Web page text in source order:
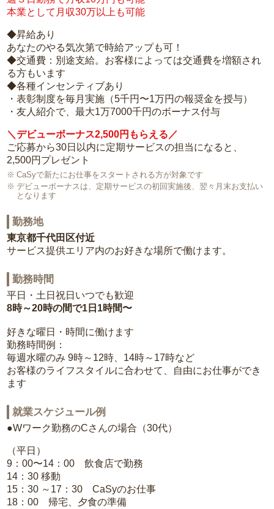
本業として月収30万以上も可能
◆昇給あり
あなたのやる気次第で時給アップも可！
◆交通費：別途支給。お客様によっては交通費を増額され
る方もいます
◆各種インセンティブあり
・表彰制度を毎月実施（5千円〜1万円の報奨金を授与）
・友人紹介で、最大1万7000千円のボーナス付与
＼デビューボーナス2,500円もらえる／
ご応募から30日以内に定期サービスの担当になると、
2,500円プレゼント
CaSyで新たにお仕事をスタートされる方が対象です
デビューボーナスは、定期サービスの初回実施後、翌々月末お支払い
となります
勤務地
東京都千代田区付近
サービス提供エリア内のお好きな場所で働けます。
勤務時間
平日・土日祝日いつでも歓迎
8時～20時の間で1日1時間〜
好きな曜日・時間に働けます
勤務時間例：
毎週水曜のみ 9時～12時、14時～17時など
お客様のライフスタイルに合わせて、自由にお仕事ができ
ます
就業スケジュール例
●Wワーク勤務のCさんの場合（30代）
（平日）
9：00〜14：00 飲食店で勤務
14：30 移動
15：30 ～17：30 CaSyのお仕事
18：00 帰宅、夕食の準備